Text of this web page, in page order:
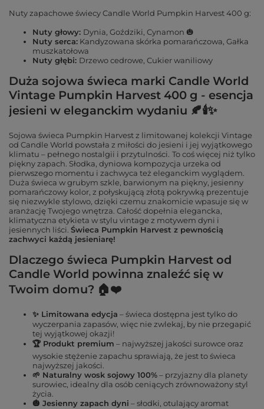
Nuty zapachowe świecy Candle World Pumpkin Harvest 400 g:
Nuty głowy: Dynia, Goździki, Cynamon 🎃
Nuty serca: Kandyzowana skórka pomarańczowa, Gałka
muszkatołowa
Nuty głębi: Drzewo cedrowe, Cukier waniliowy
Duża sojowa świeca marki Candle World
Vintage Pumpkin Harvest 400 g - esencja
jesieni w eleganckim wydaniu 🍂🕯✨
Sojowa świeca Pumpkin Harvest z limitowanej kolekcji Vintage
od Candle World powstała z miłości do jesieni i jej wyjątkowego
klimatu – pełnego nostalgii i przytulności. To coś więcej niż tylko
piękny zapach. Słodka, dyniowa kompozycja urzeka od
pierwszego momentu i zachwyca też eleganckim wyglądem.
Duża świeca w grubym szkle, barwionym na piękny, jesienny
pomarańczowy kolor, z połyskującą złotą pokrywką prezentuje
się niezwykle stylowo, dzięki czemu znakomicie wpasuje się w
aranżację Twojego wnętrza. Całość dopełnia elegancka,
klimatyczna etykieta w stylu vintage z motywem dyni i
jesiennych liści. Świeca Pumpkin Harvest z pewnością
zachwyci każdą jesieniarę!
Dlaczego świeca Pumpkin Harvest od
Candle World powinna znaleźć się w
Twoim domu? 🏠❤️
✨ Limitowana edycja – świeca dostępna jest tylko do
wyczerpania zapasów, więc nie zwlekaj, by nie przegapić
tej wyjątkowej okazji!
🏆 Produkt premium – najwyższej jakości surowce oraz
wysokie stężenie zapachu sprawiają, że jest to świeca
najwyższej jakości.
🌱 Naturalny wosk sojowy 100%– przyjazny dla planety
surowiec, idealny dla osób ceniących zrównoważony styl
życia.
🎃 Jesienny zapach dyni – słodki, otulający aromat